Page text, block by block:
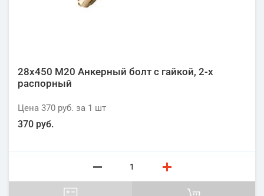
28х450 М20 Анкерный болт с гайкой, 2-х
распорный
Цена 370 руб. за 1 шт
370 руб.